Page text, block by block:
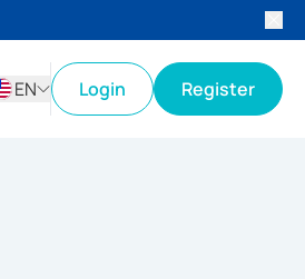
EN
Login Register